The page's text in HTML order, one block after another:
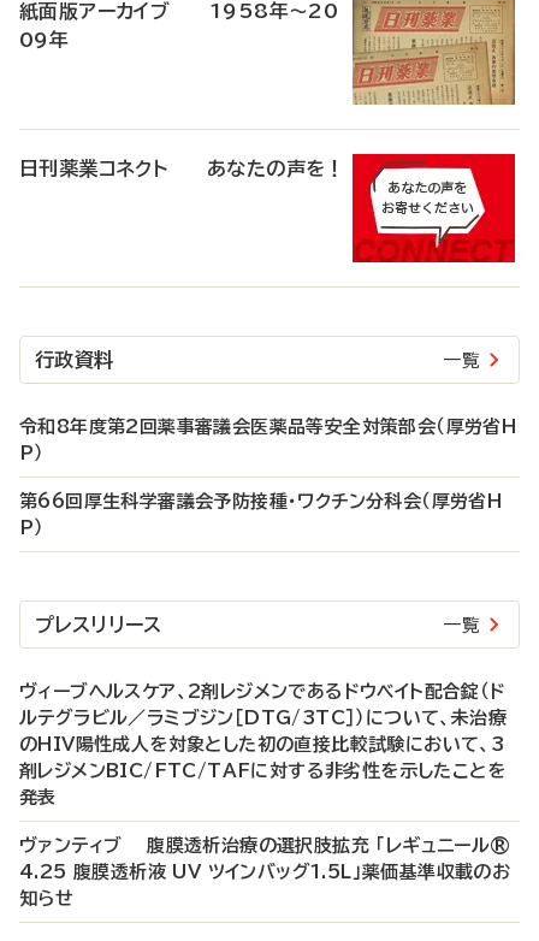
紙面版アーカイブ 1958年～20
09年
日刊薬業コネクト あなたの声を！
行政資料 一覧
令和8年度第2回薬事審議会医薬品等安全対策部会（厚労省H
P）
第66回厚生科学審議会予防接種・ワクチン分科会（厚労省H
P）
プレスリリース 一覧
ヴィーブヘルスケア、2剤レジメンであるドウベイト配合錠（ド
ルテグラビル／ラミブジン［DTG/3TC］）について、未治療
のHIV陽性成人を対象とした初の直接比較試験において、3
剤レジメンBIC/FTC/TAFに対する非劣性を示したことを
発表
ヴァンティブ 腹膜透析治療の選択肢拡充 「レギュニール®
4.25 腹膜透析液 UV ツインバッグ1.5L」薬価基準収載のお
知らせ